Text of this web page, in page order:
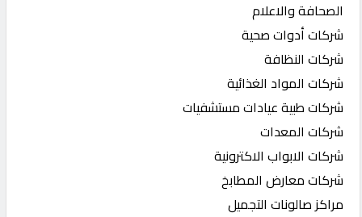
الصحافة والاعلام
شركات أدوات صحية
شركات النظافة
شركات المواد الغذائية
شركات طبية عيادات مستشفيات
شركات المعدات
شركات الابواب الاكترونية
شركات معارض المطابخ
مراكز صالونات التجميل